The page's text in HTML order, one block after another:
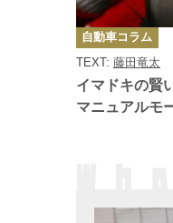
イマドキの賢
マニュアルモ
TEXT: 藤田竜太
カ
テ
ゴ
リ
ー
自動車コラム